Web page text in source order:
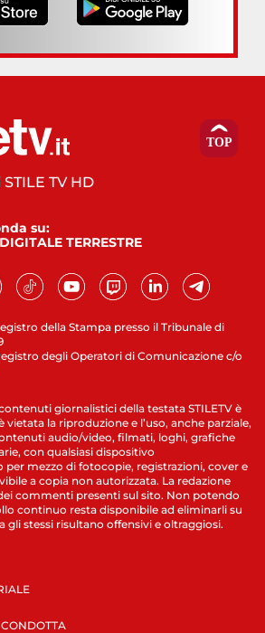
della Stampa presso il Tribunale di
degli Operatori di Comunicazione c/o
TV HD
su:
TERRESTRE
giornalistici della testata STILETV è
vietata la riproduzione e l’uso, anche parziale,
audio/video, filmati, loghi, grafiche
con qualsiasi dispositivo
mezzo di fotocopie, registrazioni, cover e
a copia non autorizzata. La redazione
commenti presenti sul sito. Non potendo
continuo resta disponibile ad eliminarli su
gli stessi risultano offensivi e oltraggiosi.